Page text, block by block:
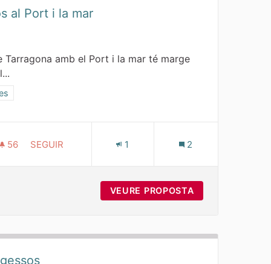
DE LA FAÇANA MARÍTIMA
al Port i la mar
amb el Port i la mar té marge
Zones verdes i espais lliures
56 56 SEGUIDORES
SEGUIR 1 2
VEURE PROPOSTA